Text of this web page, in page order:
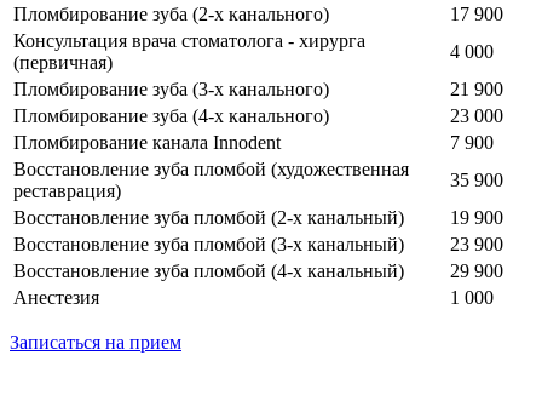
Пломбирование зуба (2-х канального)
17 900
Консультация врача стоматолога - хирурга
(первичная)
4 000
Пломбирование зуба (3-х канального)
21 900
Пломбирование зуба (4-х канального)
23 000
Пломбирование канала Innodent
7 900
Восстановление зуба пломбой (художественная
реставрация)
35 900
Восстановление зуба пломбой (2-х канальный)
19 900
Восстановление зуба пломбой (3-х канальный)
23 900
Восстановление зуба пломбой (4-х канальный)
29 900
Анестезия
1 000
Записаться на прием